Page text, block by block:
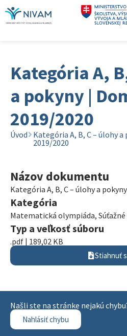
Kategória A,
a pokyny |
2019/2020
Úvod
Kategória A, B, C – úlohy
2019/2020
Názov dokumentu
Kategória A, B, C – úlohy a
Kategória
Matematická olympiáda,
Typ a veľkosť súboru
.pdf | 189,02 KB
Stiahnuť
Našli ste na stránke nejakú
Nahlásiť chybu